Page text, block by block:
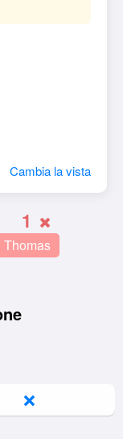
Cambia la vista
1
Thomas